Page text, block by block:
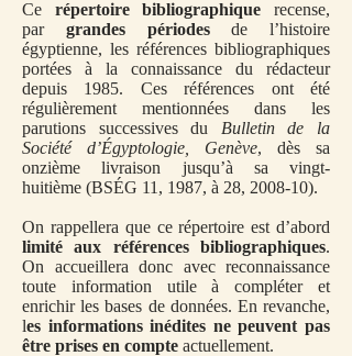
Ce répertoire bibliographique recense,
par grandes périodesde l’histoire
égyptienne, les références bibliographiques
portées à la connaissance du rédacteur
depuis 1985. Ces références ont été
régulièrement mentionnées dans les
parutions successives du Bulletin de la
Société d’Égyptologie, Genève, dès sa
onzième livraison jusqu’à sa vingt-
huitième (BSÉG 11, 1987, à 28, 2008-10).
On rappellera que ce répertoire est d’abord
limité aux références bibliographiques.
On accueillera donc avec reconnaissance
toute information utile à compléter et
enrichir les bases de données. En revanche,
les informations inédites ne peuvent pas
être prises en compte actuellement.